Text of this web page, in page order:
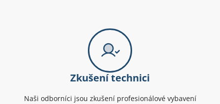
Zkušení technici
Naši odborníci jsou zkušení profesionálové vybavení